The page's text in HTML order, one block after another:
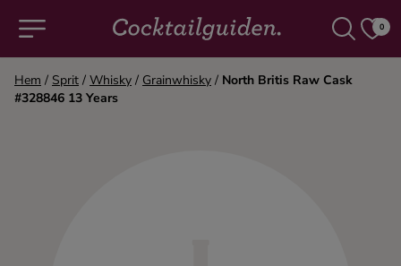
0
COCKTAILS & DRINKAR
Hem / Sprit / Whisky / Grainwhisky / North Britis Raw Cask
#328846 13 Years